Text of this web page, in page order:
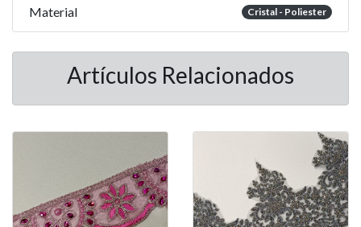
Material Cristal - Poliester
Artículos Relacionados